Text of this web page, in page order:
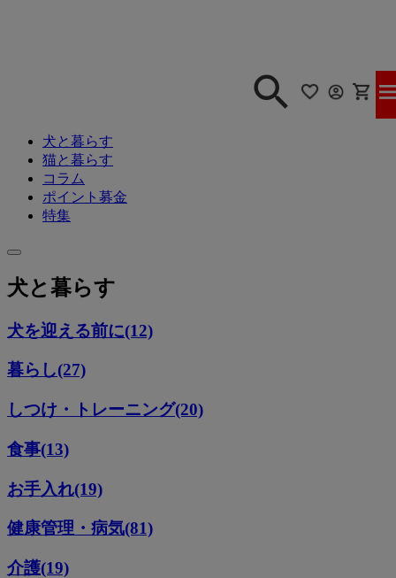
犬と暮らす
猫と暮らす
コラム
ポイント募金
特集
犬と暮らす
犬を迎える前に(12)
暮らし(27)
しつけ・トレーニング(20)
食事(13)
お手入れ(19)
健康管理・病気(81)
介護(19)